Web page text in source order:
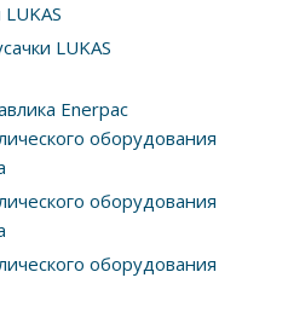
LUKAS
Enerpac
оборудования
оборудования
оборудования